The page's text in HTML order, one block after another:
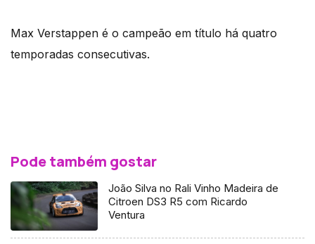
Max Verstappen é o campeão em título há quatro
temporadas consecutivas.
Pode também gostar
João Silva no Rali Vinho Madeira de
Citroen DS3 R5 com Ricardo
Ventura